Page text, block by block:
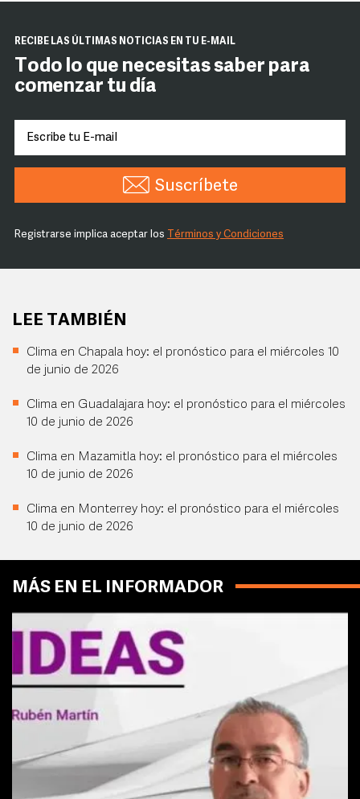
RECIBE LAS ÚLTIMAS NOTICIAS EN TU E-MAIL
Todo lo que necesitas saber para
comenzar tu día
Suscríbete
Registrarse implica aceptar los Términos y Condiciones
LEE TAMBIÉN
Clima en Chapala hoy: el pronóstico para el miércoles 10
de junio de 2026
Clima en Guadalajara hoy: el pronóstico para el miércoles
10 de junio de 2026
Clima en Mazamitla hoy: el pronóstico para el miércoles
10 de junio de 2026
Clima en Monterrey hoy: el pronóstico para el miércoles
10 de junio de 2026
MÁS EN EL INFORMADOR